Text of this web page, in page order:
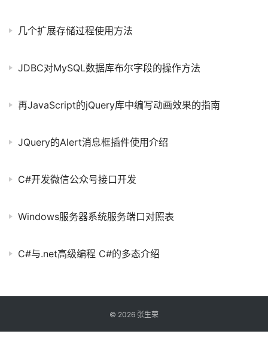
几个扩展存储过程使用方法
JDBC对MySQL数据库布尔字段的操作方法
再JavaScript的jQuery库中编写动画效果的指南
JQuery的Alert消息框插件使用介绍
C#开发微信公众号接口开发
Windows服务器系统服务端口对照表
C#与.net高级编程 C#的多态介绍
© 2026 张生荣